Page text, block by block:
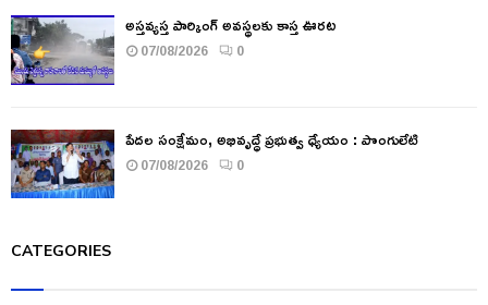
అస్తవ్యస్త పార్కింగ్ అవస్థలకు కాస్త ఊరట
07/08/2026 0
పేదల సంక్షేమం, అభివృద్ధే ప్రభుత్వ ధ్యేయం : పొంగులేటి
07/08/2026 0
CATEGORIES